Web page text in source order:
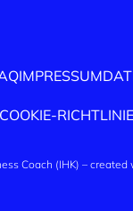
IMPRESSUM
COOKIE-RICHTLINIE
Coach (IHK) –